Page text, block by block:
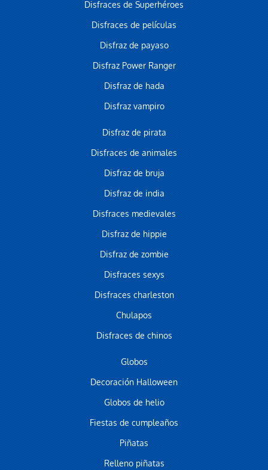
Disfraces de Superhéroes
Disfraces de películas
Disfraz de payaso
Disfraz Power Ranger
Disfraz de hada
Disfraz vampiro
Disfraz de pirata
Disfraces de animales
Disfraz de bruja
Disfraz de india
Disfraces medievales
Disfraz de hippie
Disfraz de zombie
Disfraces sexys
Disfraces charleston
Chulapos
Disfraces de chinos
Globos
Decoración Halloween
Globos de helio
Fiestas de cumpleaños
Piñatas
Relleno piñatas